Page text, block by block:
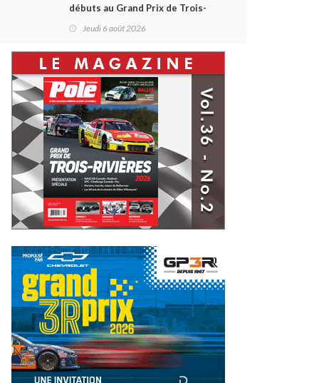
débuts au Grand Prix de Trois-
Rivières avec un format inspiré
Jeudi 6 août 2026